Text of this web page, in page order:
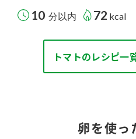
10 分以内 72 kcal
トマトのレシピ一
卵を使っ